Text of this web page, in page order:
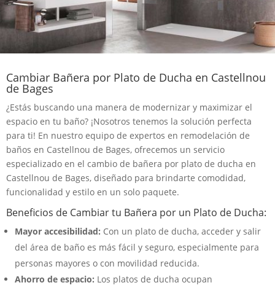
Cambiar Bañera por Plato de Ducha en Castellnou
de Bages
¿Estás buscando una manera de modernizar y maximizar el
espacio en tu baño? ¡Nosotros tenemos la solución perfecta
para ti! En nuestro equipo de expertos en remodelación de
baños en Castellnou de Bages, ofrecemos un servicio
especializado en el cambio de bañera por plato de ducha en
Castellnou de Bages, diseñado para brindarte comodidad,
funcionalidad y estilo en un solo paquete.
Beneficios de Cambiar tu Bañera por un Plato de Ducha:
Mayor accesibilidad: Con un plato de ducha, acceder y salir
del área de baño es más fácil y seguro, especialmente para
personas mayores o con movilidad reducida.
Ahorro de espacio: Los platos de ducha ocupan